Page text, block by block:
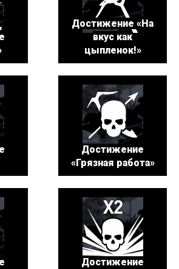
Достижение «На
вкус как
цыпленок!»
Достижение
«Грязная работа»
Достижение